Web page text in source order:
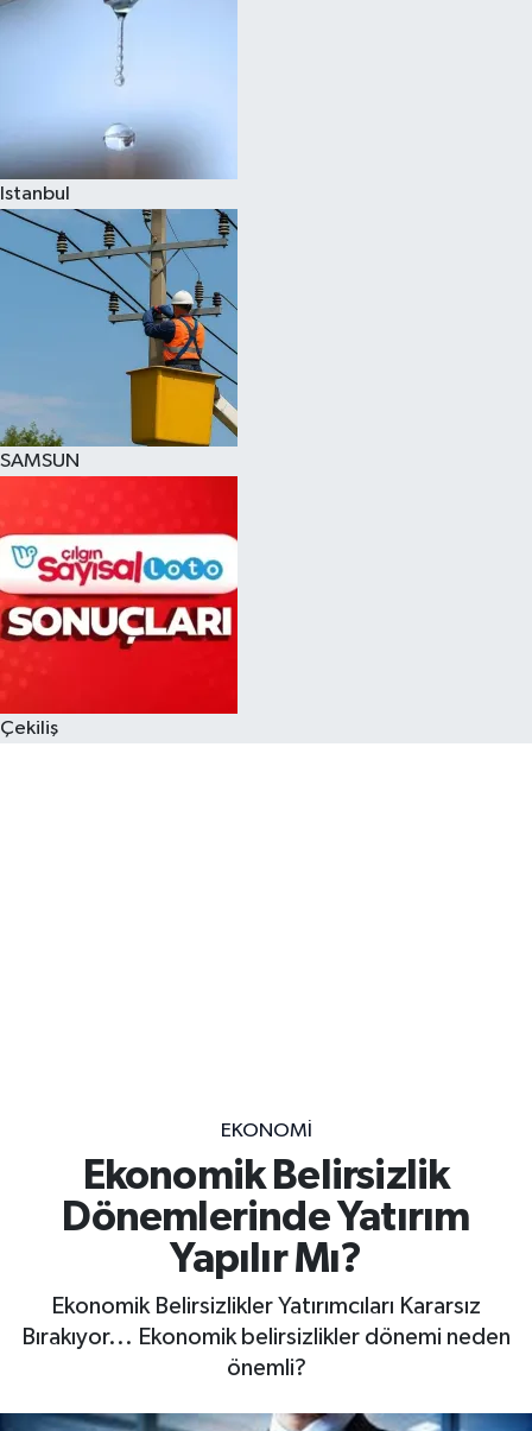
Istanbul
SAMSUN
Çekiliş
EKONOMİ
Ekonomik Belirsizlik
Dönemlerinde Yatırım
Yapılır Mı?
Ekonomik Belirsizlikler Yatırımcıları Kararsız
Bırakıyor... Ekonomik belirsizlikler dönemi neden
önemli?